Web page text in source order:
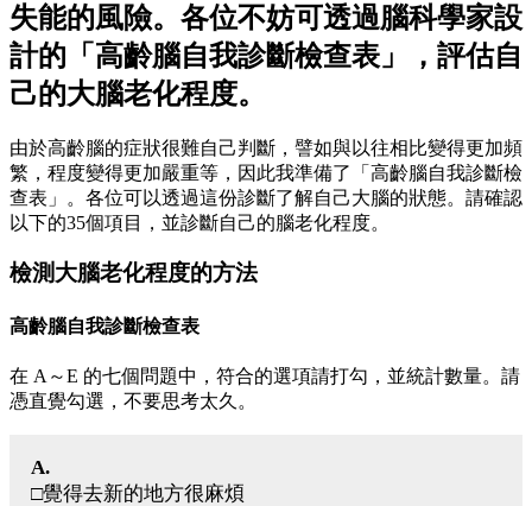
失能的風險。各位不妨可透過腦科學家設
計的「高齡腦自我診斷檢查表」，評估自
己的大腦老化程度。
由於高齡腦的症狀很難自己判斷，譬如與以往相比變得更加頻
繁，程度變得更加嚴重等，因此我準備了「高齡腦自我診斷檢
查表」。各位可以透過這份診斷了解自己大腦的狀態。請確認
以下的35個項目，並診斷自己的腦老化程度。
檢測大腦老化程度的方法
高齡腦自我診斷檢查表
在 A～E 的七個問題中，符合的選項請打勾，並統計數量。請
憑直覺勾選，不要思考太久。
A.
□覺得去新的地方很麻煩